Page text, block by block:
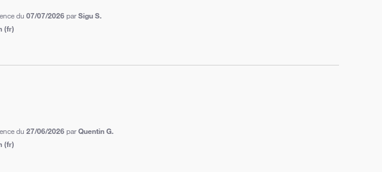
du07/07/2026 parSigu S.
(fr)
du27/06/2026 parQuentin G.
(fr)